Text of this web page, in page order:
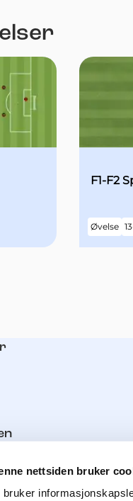
nettsiden bruker
bruker
F1-F2
Øvelse